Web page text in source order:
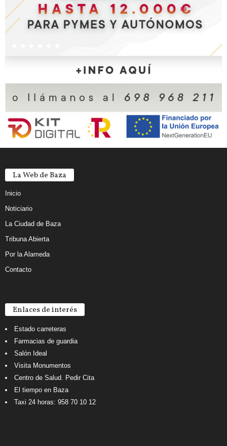
La Web de Baza
Inicio
Noticiario
La Ciudad de Baza
Tribuna Abierta
Por la Alameda
Contacto
Enlaces de interés
Estado carreteras
Farmacias de guardia
Salón Ideal
Visita Monumentos
Centro de Salud. Pedir Cita
El tiempo en Baza
Taxi 24 horas: 958 70 10 12